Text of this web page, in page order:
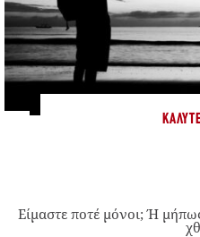
Είμαστε ποτέ μόνοι; Ή